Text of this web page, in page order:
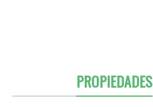
PROPIEDADES